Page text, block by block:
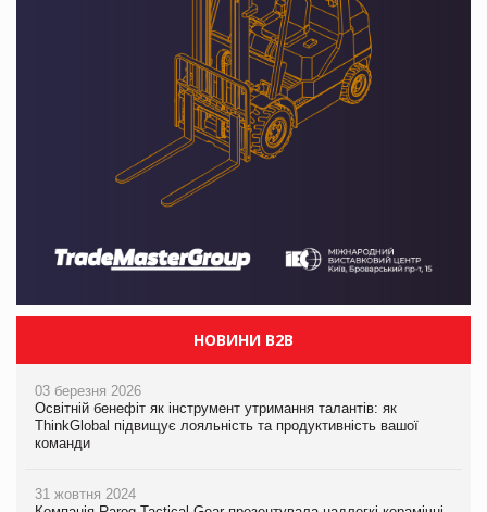
НОВИНИ B2B
03 березня 2026
Освітній бенефіт як інструмент утримання талантів: як
ThinkGlobal підвищує лояльність та продуктивність вашої
команди
31 жовтня 2024